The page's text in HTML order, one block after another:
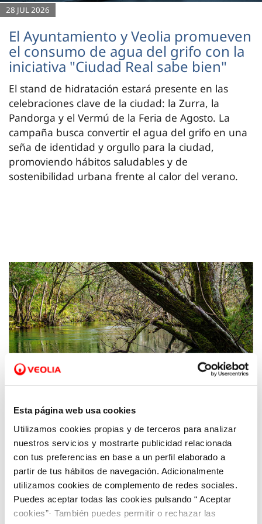
Esta página web usa cookies
Utilizamos cookies propias y de terceros para analizar
nuestros servicios y mostrarte publicidad relacionada
con tus preferencias en base a un perfil elaborado a
partir de tus hábitos de navegación. Adicionalmente
utilizamos cookies de complemento de redes sociales.
Puedes aceptar todas las cookies pulsando “ Aceptar
cookies”· También puedes permitir o rechazar las
28 JUL 2026
El Ayuntamiento y Veolia promueven
el consumo de agua del grifo con la
iniciativa "Ciudad Real sabe bien"
El stand de hidratación estará presente en las
celebraciones clave de la ciudad: la Zurra, la
Pandorga y el Vermú de la Feria de Agosto. La
campaña busca convertir el agua del grifo en una
seña de identidad y orgullo para la ciudad,
promoviendo hábitos saludables y de
sostenibilidad urbana frente al calor del verano.
21 MAY 2021
Fomentamos la biodiversidad en sus plantas
de tratamiento de agua